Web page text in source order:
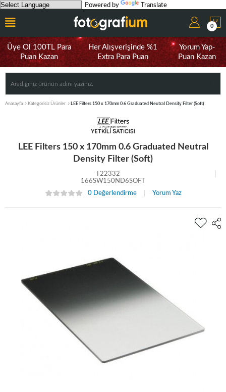
Powered by Translate
0
Üye Ol 100TL Para
Puan Kazan
Her Alışverişinde %1
Extra Para Puan
Yorum Yap-
Puan Kazan
Anasayfa Kategorisiz Ürünler LEE Filters 150 x 170mm 0.6 Graduated Neutral Density Filter (Soft)
LEE Filters 150 x 170mm 0.6 Graduated Neutral
Density Filter (Soft)
T22332
166SW150ND6SOFT
0 Değerlendirme
Yorum Yaz